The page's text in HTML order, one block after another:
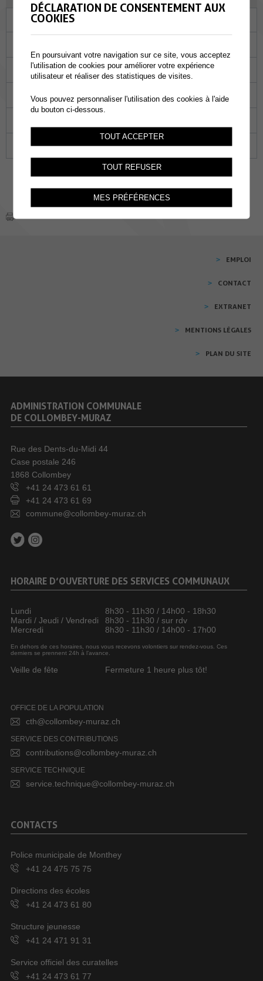
Ma
05 06 07 08 09
14 15 16
26 27 28 29 30
EMPLOI
CONTACT
EXTRANET
MENTIONS LÉGALES
PLAN DU SITE
ADMINISTRATION COMMUNALE
DE COLLOMBEY-MURAZ
Rue des Dents-du-Midi 44
Case postale 246
1868 Collombey
+41 24 473 61 61
+41 24 473 61 69
commune@collombey-muraz.ch
HORAIRE D’OUVERTURE DES SERVICES COMMUNAUX
Lundi
8h30 - 11h30 / 14h00 - 18h30
Mardi / Jeudi / Vendredi
8h30 - 11h30 / sur rdv
Mercredi
8h30 - 11h30 / 14h00 - 17h00
En dehors de ces horaires, nous vous recevons volontiers sur rendez-vous. Ces
derniers se prennent 24h à l’avance.
Veille de fête Fermeture 1 heure plus tôt!
OFFICE DE LA POPULATION
cth@collombey-muraz.ch
SERVICE DES CONTRIBUTIONS
contributions@collombey-muraz.ch
SERVICE TECHNIQUE
service.technique@collombey-muraz.ch
CONTACTS
Police municipale de Monthey
+41 24 475 75 75
Directions des écoles
+41 24 473 61 80
Structure jeunesse
+41 24 471 91 31
Service officiel des curatelles
+41 24 473 61 77
DÉCLARATION DE CONSENTEMENT AUX
COOKIES
En poursuivant votre navigation sur ce site, vous acceptez
l'utilisation de cookies pour améliorer votre expérience
utilisateur et réaliser des statistiques de visites.
Vous pouvez personnaliser l'utilisation des cookies à l'aide
du bouton ci-dessous.
TOUT ACCEPTER
TOUT REFUSER
MES PRÉFÉRENCES